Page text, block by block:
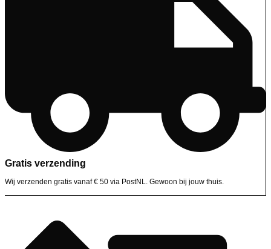
Gratis verzending
Wij verzenden gratis vanaf € 50 via PostNL. Gewoon bij jouw thuis.